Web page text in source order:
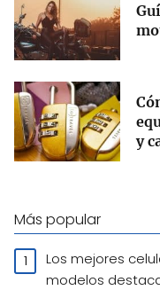
y
Más popular
Los mejores
modelos